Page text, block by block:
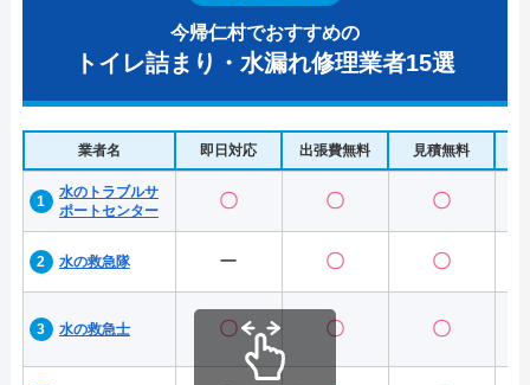
今帰仁村でおすすめの
トイレ詰まり・水漏れ修理業者15選
業者名 即日対応 出張費無料 見積無料
水のトラブルサ
ポートセンター
〇 〇 〇
水の救急隊 ー 〇 〇
水の救急士 〇 〇 〇